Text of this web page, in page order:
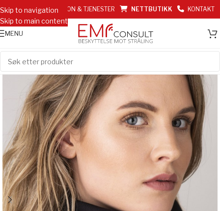
Skip to navigation
Skip to main content
EMF INFORMASJON & TJENESTER NETTBUTIKK KONTAKT
MENU